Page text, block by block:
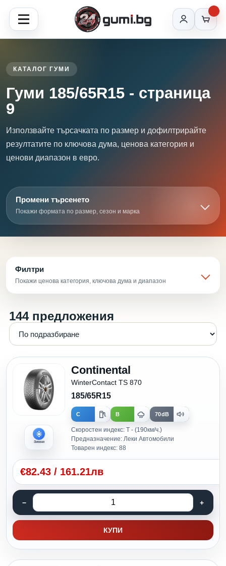
КАТАЛОГ ГУМИ
Гуми 185/65R15 - страница
9
Използвайте търсачката по размер и дофилтрирайте
резултатите по ключова дума, ценова категория и
ценови диапазон в евро.
Промени търсенето
Покажи формата по размер, сезон и марка
Филтри
Покажи ценова категория, ключова дума и диапазон
144 предложения
Зимни
Continental
WinterContact TS 870
185/65R15
C B 70dB
Скоростен индекс: T - (190км/ч.)
Предназначение: Леки Автомобили
Товарен индекс: 88
€82.43 / 161.21лв
КУПИ